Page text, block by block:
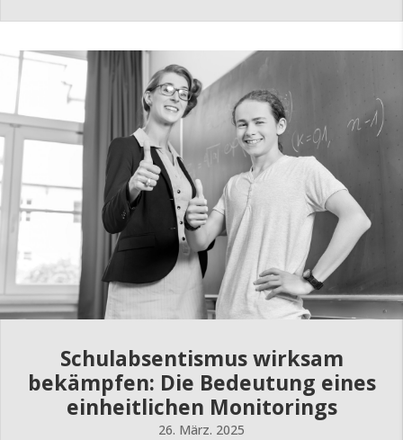
Schulabsentismus wirksam
bekämpfen: Die Bedeutung eines
einheitlichen Monitorings
26. März. 2025